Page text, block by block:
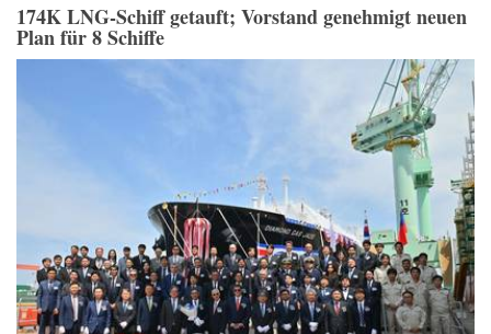
174K LNG-Schiff getauft; Vorstand genehmigt neuen
Plan für 8 Schiffe